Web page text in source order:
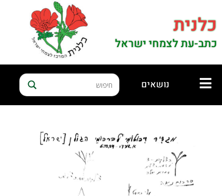
כלנית
כתב-עת לצמחי ישראל
נושאים